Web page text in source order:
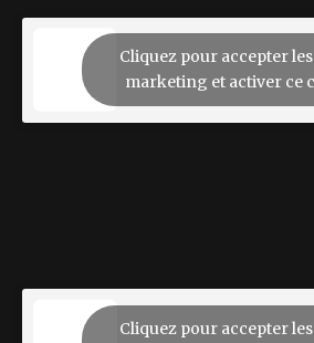
Cliquez pour accepter
marketing et activer ce
Cliquez pour accepter